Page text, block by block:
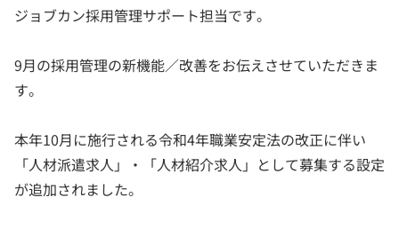
ジョブカン採用管理サポート担当です。
9月の採用管理の新機能／改善をお伝えさせていただきま
す。
本年10月に施行される令和4年職業安定法の改正に伴い
「人材派遣求人」・「人材紹介求人」として募集する設定
が追加されました。